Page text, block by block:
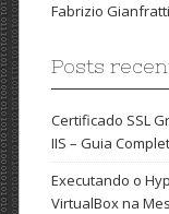
Fabrizio
Posts
Certificado SSL
IIS – Guia
Executando o
VirtualBox na